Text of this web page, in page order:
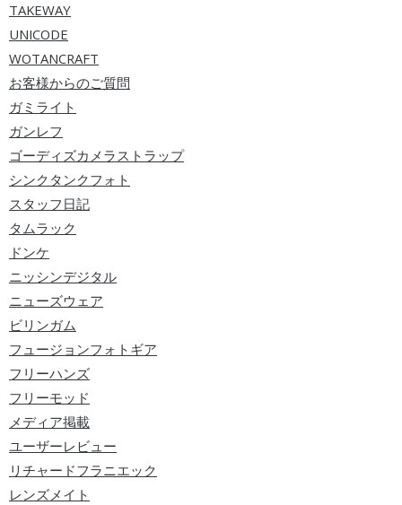
TAKEWAY
UNICODE
WOTANCRAFT
お客様からのご質問
ガミライト
ガンレフ
ゴーディズカメラストラップ
シンクタンクフォト
スタッフ日記
タムラック
ドンケ
ニッシンデジタル
ニューズウェア
ビリンガム
フュージョンフォトギア
フリーハンズ
フリーモッド
メディア掲載
ユーザーレビュー
リチャードフラニエック
レンズメイト